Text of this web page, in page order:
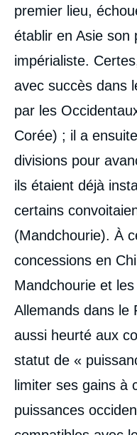
premier lieu,
établir en Asie son
impérialiste.
avec succès dans
par les
Corée) ; il a
divisions pour
ils étaient déjà
certains
(Mandchourie). À
concessions en
Mandchourie et
Allemands dans le
aussi heurté aux
statut de «
limiter ses gains à
puissances